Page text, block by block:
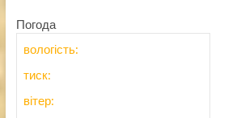
Погода
вологість:
тиск:
вітер: